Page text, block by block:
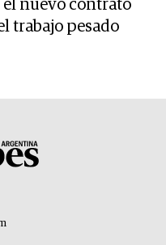
el nuevo contrato
trabajo pesado